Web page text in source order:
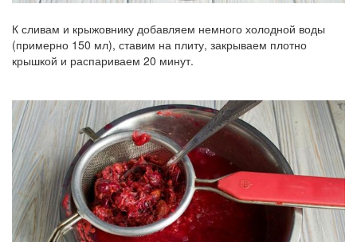
К сливам и крыжовнику добавляем немного холодной воды
(примерно 150 мл), ставим на плиту, закрываем плотно
крышкой и распариваем 20 минут.